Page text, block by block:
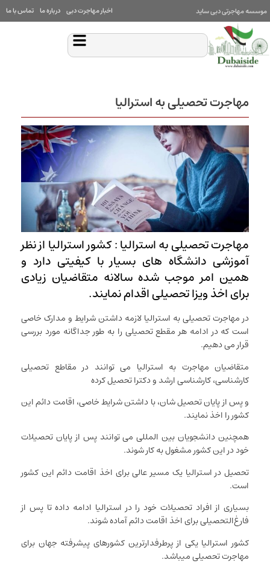
موسسه مهاجرتی دبی ساید اخبار مهاجرت دبی درباره ما تماس با ما
مهاجرت تحصیلی به استرالیا
مهاجرت تحصیلی به استرالیا : کشور استرالیا از نظر
آموزشی دانشگاه های بسیار با کیفیتی دارد و
همین امر موجب شده سالانه متقاضیان زیادی
برای اخذ ویزا تحصیلی اقدام نمایند.
در مهاجرت تحصیلی به استرالیا لازمه داشتن شرایط و مدارک خاصی
است که در ادامه هر مقطع تحصیلی را به طور جداگانه مورد بررسی
قرار می دهیم.
متقاضیان مهاجرت به استرالیا می توانند در مقاطع تحصیلی
کارشناسی، کارشناسی ارشد و دکترا تحصیل کرده
و پس از پایان تحصیل شان، با داشتن شرایط خاصی، اقامت دائم این
کشور را اخذ نمایند.
همچنین دانشجویان بین المللی می توانند پس از پایان تحصیلات
خود در این کشور مشغول به کار شوند.
تحصیل در استرالیا یک مسیر عالی برای اخذ اقامت دائم این کشور
است.
بسیاری از افراد تحصیلات خود را در استرالیا ادامه داده تا پس از
فارغ‌التحصیلی برای اخذ اقامت دائم آماده شوند.
کشور استرالیا یکی از پرطرفدارترین کشورهای پیشرفته جهان برای
مهاجرت تحصیلی میباشد.